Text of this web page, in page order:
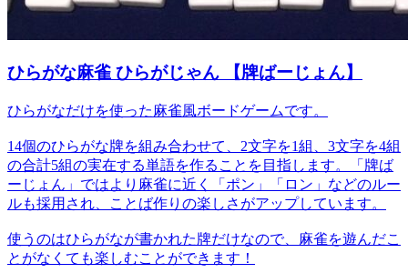
ひらがな麻雀 ひらがじゃん 【牌ばーじょん】
ひらがなだけを使った麻雀風ボードゲームです。
14個のひらがな牌を組み合わせて、2文字を1組、3文字を4組
の合計5組の実在する単語を作ることを目指します。「牌ば
ーじょん」ではより麻雀に近く「ポン」「ロン」などのルー
ルも採用され、ことば作りの楽しさがアップしています。
使うのはひらがなが書かれた牌だけなので、麻雀を遊んだこ
とがなくても楽しむことができます！